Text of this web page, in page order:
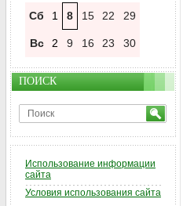
Сб 1 8 15 22 29
Вс 2 9 16 23 30
ПОИСК
Использование информации
сайта
Условия использования сайта